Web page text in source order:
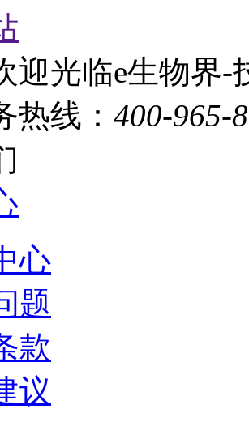
迎光临e生物界-
热线： 400-965-
心
题
款
议